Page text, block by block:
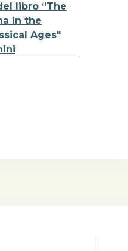
libro “The
in the
Ages"